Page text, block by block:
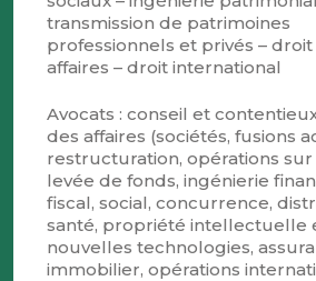
transmission de patrimoines
professionnels et privés – droit
affaires – droit international
Avocats : conseil et
des affaires (sociétés, fusions
restructuration, opérations sur
levée de fonds, ingénierie
fiscal, social, concurrence,
santé, propriété intellectuelle
nouvelles technologies,
immobilier, opérations